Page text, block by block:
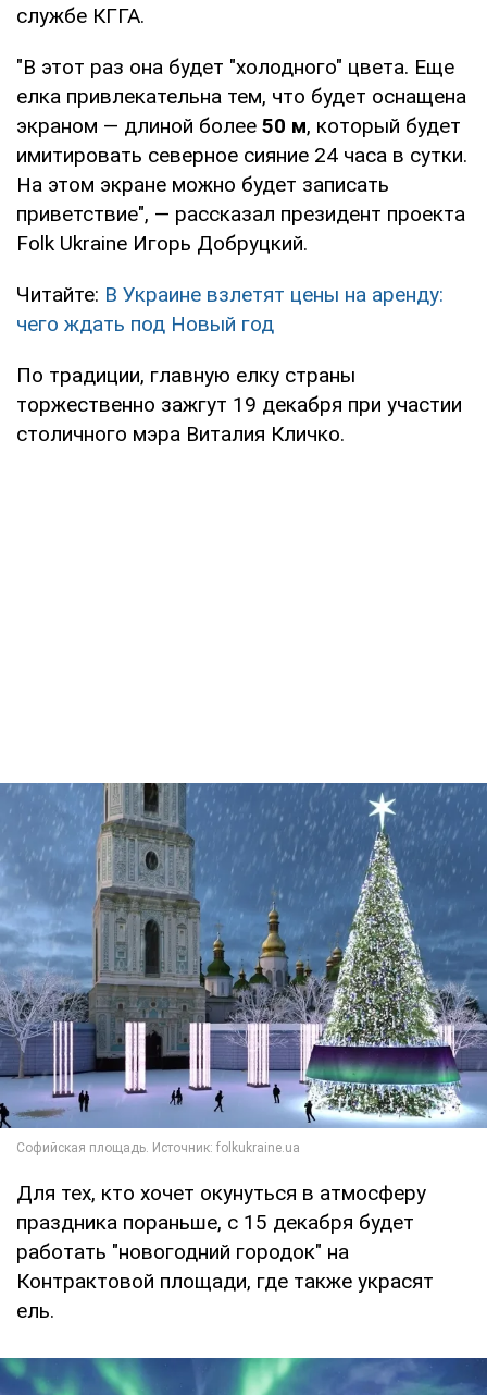
службе КГГА.
"В этот раз она будет "холодного" цвета. Еще
елка привлекательна тем, что будет оснащена
экраном — длиной более 50 м, который будет
имитировать северное сияние 24 часа в сутки.
На этом экране можно будет записать
приветствие", — рассказал президент проекта
Folk Ukraine Игорь Добруцкий.
Читайте: В Украине взлетят цены на аренду:
чего ждать под Новый год
По традиции, главную елку страны
торжественно зажгут 19 декабря при участии
столичного мэра Виталия Кличко.
Для тех, кто хочет окунуться в атмосферу
праздника пораньше, с 15 декабря будет
работать "новогодний городок" на
Контрактовой площади, где также украсят
ель.